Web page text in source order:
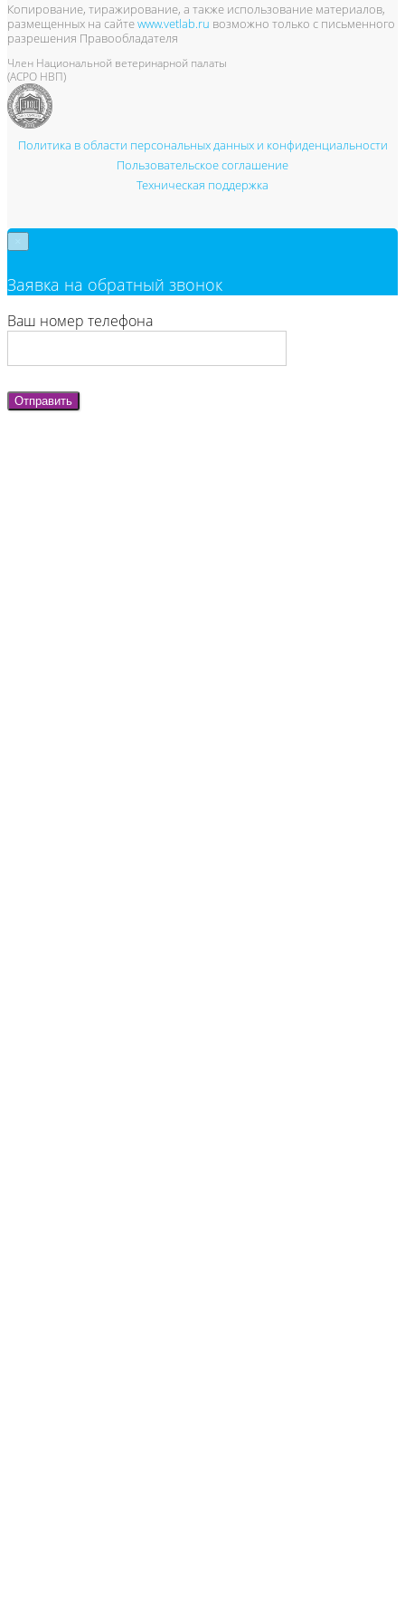
Копирование, тиражирование, а также использование материалов,
размещенных на сайтеwww.vetlab.ru возможно только с письменного
разрешения Правообладателя
Член Национальной ветеринарной палаты
(АСРО НВП)
Политика в области персональных данных и конфиденциальности
Пользовательское соглашение
Техническая поддержка
Заявка на обратный звонок
Ваш номер телефона
Отправить